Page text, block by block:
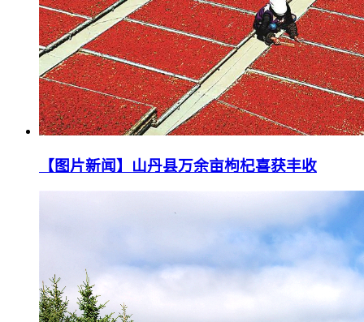
【图片新闻】山丹县万余亩枸杞喜获丰收